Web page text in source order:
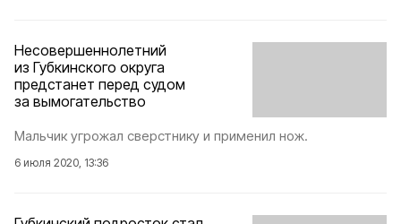
Несовершеннолетний
из Губкинского округа
предстанет перед судом
за вымогательство
Мальчик угрожал сверстнику и применил нож.
6 июля 2020, 13:36